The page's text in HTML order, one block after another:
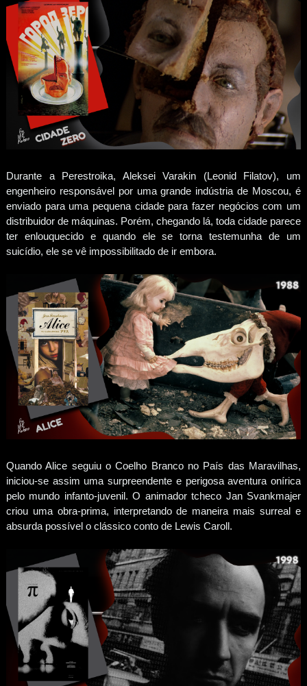
Durante a Perestroika, Aleksei Varakin (Leonid Filatov), um
engenheiro responsável por uma grande indústria de Moscou, é
enviado para uma pequena cidade para fazer negócios com um
distribuidor de máquinas. Porém, chegando lá, toda cidade parece
ter enlouquecido e quando ele se torna testemunha de um
suicídio, ele se vê impossibilitado de ir embora.
Quando Alice seguiu o Coelho Branco no País das Maravilhas,
iniciou-se assim uma surpreendente e perigosa aventura onírica
pelo mundo infanto-juvenil. O animador tcheco Jan Svankmajer
criou uma obra-prima, interpretando de maneira mais surreal e
absurda possível o clássico conto de Lewis Caroll.